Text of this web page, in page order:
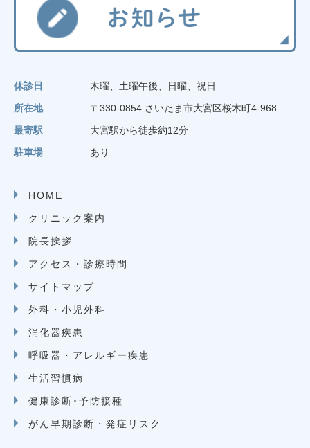
休診日
木曜、土曜午後、日曜、祝日
所在地
〒330-0854 さいたま市大宮区桜木町4-968
最寄駅
大宮駅から徒歩約12分
駐車場
あり
HOME
クリニック案内
院長挨拶
アクセス・診療時間
サイトマップ
外科・小児外科
消化器疾患
呼吸器・アレルギー疾患
生活習慣病
健康診断･予防接種
がん早期診断・発症リスク